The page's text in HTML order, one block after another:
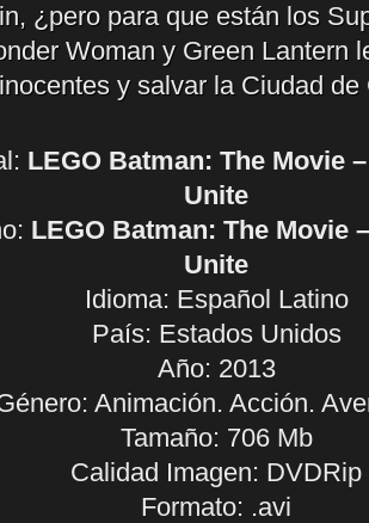
¿pero para que están los
Woman y Green Lantern
y salvar la Ciudad de
LEGO Batman: The Movie
Unite
LEGO Batman: The Movie
Unite
Idioma: Español Latino
País: Estados Unidos
Año: 2013
Animación. Acción.
Tamaño: 706 Mb
Calidad Imagen: DVDRip
Formato: .avi